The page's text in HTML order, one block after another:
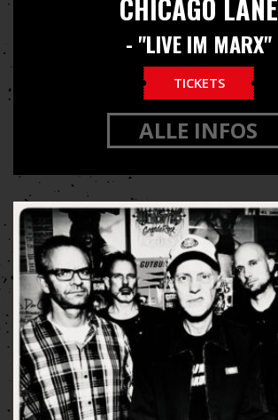
CHICAGO LANE
- "LIVE IM MARX"
TICKETS
ALLE INFOS